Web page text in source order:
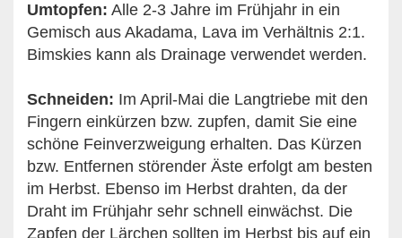
Umtopfen: Alle 2-3 Jahre im Frühjahr in ein
Gemisch aus Akadama, Lava im Verhältnis 2:1.
Bimskies kann als Drainage verwendet werden.
Schneiden: Im April-Mai die Langtriebe mit den
Fingern einkürzen bzw. zupfen, damit Sie eine
schöne Feinverzweigung erhalten. Das Kürzen
bzw. Entfernen störender Äste erfolgt am besten
im Herbst. Ebenso im Herbst drahten, da der
Draht im Frühjahr sehr schnell einwächst. Die
Zapfen der Lärchen sollten im Herbst bis auf ein